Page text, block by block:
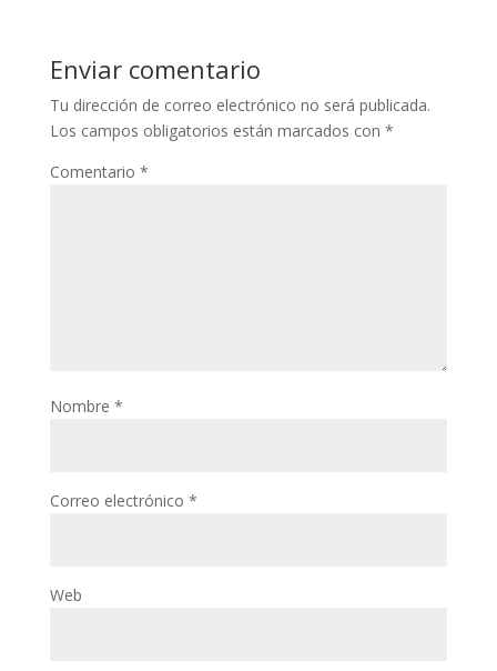
Enviar comentario
Tu dirección de correo electrónico no será publicada.
Los campos obligatorios están marcados con *
Comentario *
Nombre *
Correo electrónico *
Web